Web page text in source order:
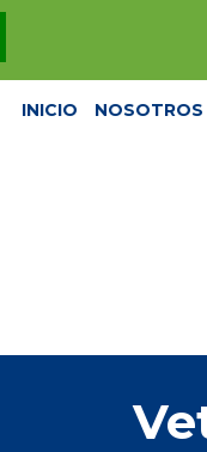
INICIO NOSOTROS